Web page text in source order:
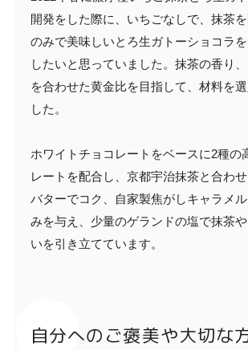
開発をした際に、いちごなしで、抹茶
のみで美味しいとろ生ガトーショコラ
したいと思っていました。抹茶の香り
を合わせた黄金比を目指して、材料を
した。
ホワイトチョコレートをベースに2種の
レートを配合し、京都宇治抹茶と合わ
バターでコク、自家製焦がしキャラメ
みを与え、少量のゲランドの塩で抹茶
いを引き立てています。
自分へのご褒美や大切な